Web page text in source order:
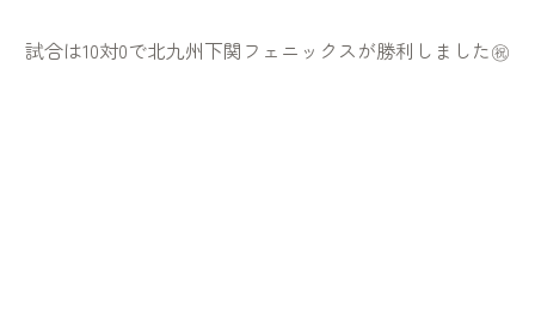
試合は10対0で北九州下関フェニックスが勝利しました㊗️